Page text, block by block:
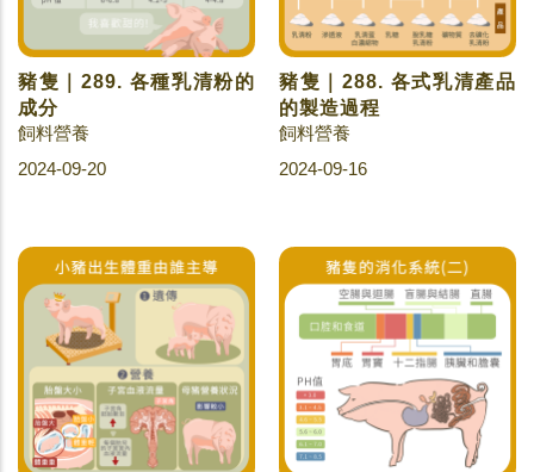
豬隻｜289. 各種乳清粉的
成分
飼料營養
2024-09-20
豬隻｜288. 各式乳清產品
的製造過程
飼料營養
2024-09-16